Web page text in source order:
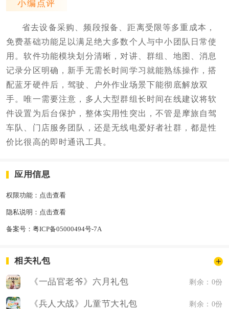
小编点评
省去设备采购、频段报备、距离受限等多重成本，
免费基础功能足以满足绝大多数个人与中小团队日常使
用。软件功能模块划分清晰，对讲、群组、地图、消息
记录分区明确，新手无需长时间学习就能熟练操作，搭
配蓝牙硬件后，驾驶、户外作业场景下能彻底解放双
手。唯一需要注意，多人大型群组长时间在线建议将软
件设置为后台保护，整体实用性突出，不管是摩旅自驾
车队、门店服务团队，还是无线电爱好者社群，都是性
价比很高的即时通讯工具。
应用信息
权限功能： 点击查看
隐私说明： 点击查看
备案号： 粤ICP备05000494号-7A
相关礼包
《一品官老爷》六月礼包 剩余：0份
《兵人大战》儿童节大礼包 剩余：0份